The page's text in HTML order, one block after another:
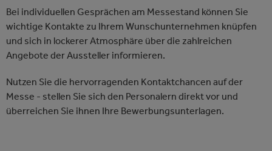
Bei individuellen Gesprächen am Messestand können Sie
wichtige Kontakte zu Ihrem Wunschunternehmen knüpfen
und sich in lockerer Atmosphäre über die zahlreichen
Angebote der Aussteller informieren.
Nutzen Sie die hervorragenden Kontaktchancen auf der
Messe - stellen Sie sich den Personalern direkt vor und
überreichen Sie ihnen Ihre Bewerbungsunterlagen.